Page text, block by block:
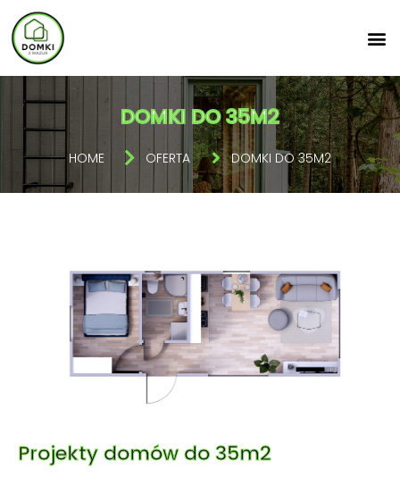
DOMKI DO 35M2
HOME OFERTA DOMKI DO 35M2
Projekty domów do 35m2